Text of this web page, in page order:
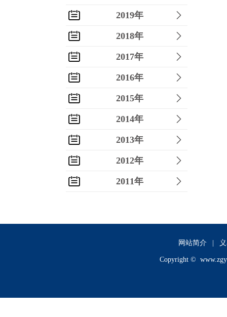
2019年
2018年
2017年
2016年
2015年
2014年
2013年
2012年
2011年
2009年
网站简介
Copyright ©